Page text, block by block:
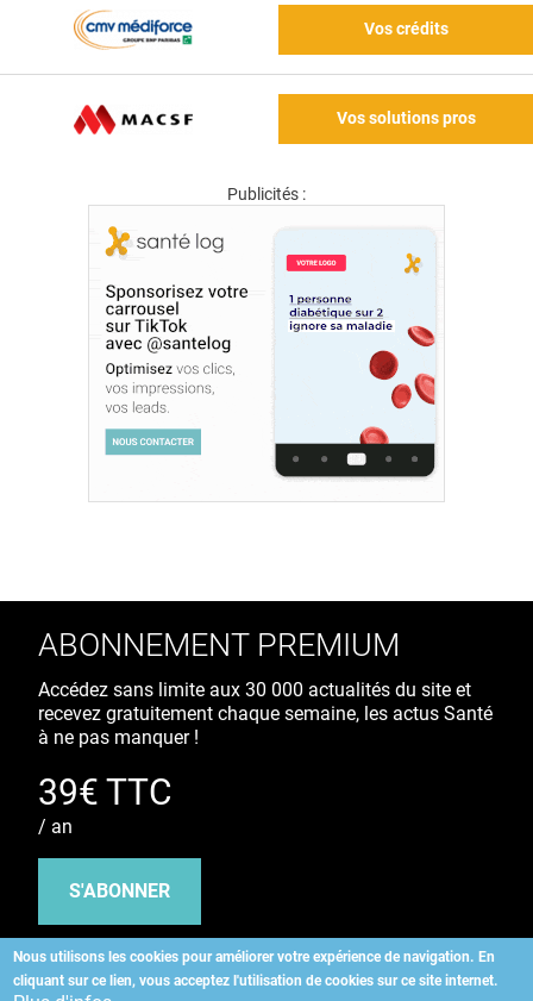
Vos crédits
Vos solutions pros
Publicités :
Nous utilisons les cookies pour améliorer votre expérience de navigation. En
cliquant sur ce lien, vous acceptez l'utilisation de cookies sur ce site internet.
ABONNEMENT PREMIUM
Accédez sans limite aux 30 000 actualités du site et
recevez gratuitement chaque semaine, les actus Santé
à ne pas manquer !
39€ TTC
/ an
S'ABONNER
Copyright©2026 ALLIEDHEALTH